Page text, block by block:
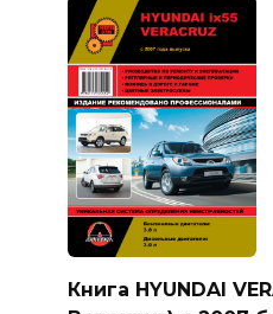
Книга HYUNDAI